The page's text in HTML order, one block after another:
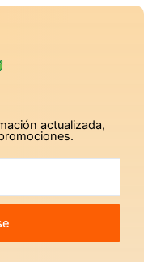
actualizada,